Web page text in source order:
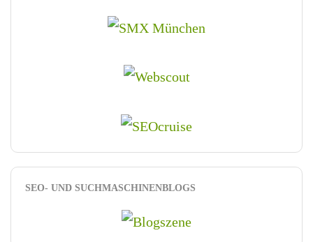
SEO- UND SUCHMASCHINENBLOGS